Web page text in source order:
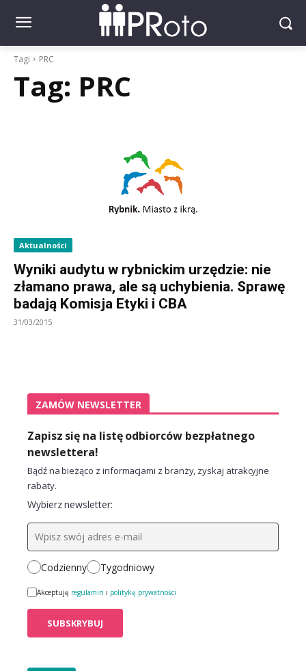
Tagi PRC
Tag: PRC
Aktualności
Wyniki audytu w rybnickim urzędzie: nie
złamano prawa, ale są uchybienia. Sprawę
badają Komisja Etyki i CBA
31/03/2015
ZAMÓW NEWSLETTER
Zapisz się na listę odbiorców bezpłatnego
newslettera!
Bądź na bieżąco z informacjami z branży, zyskaj atrakcyjne
rabaty.
Wybierz newsletter:
Codzienny Tygodniowy
Akceptuję regulamin i politykę prywatności